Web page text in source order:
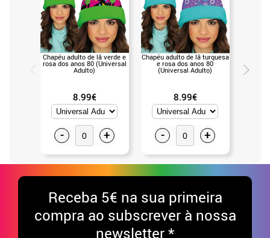
Chapéu adulto de lã verde e
rosa dos anos 80 (Universal
Adulto)
8.99€
- +
Chapéu adulto de lã turquesa
e rosa dos anos 80
(Universal Adulto)
8.99€
- +
Receba 5€ na sua primeira
compra ao subscrever à nossa
newsletter *